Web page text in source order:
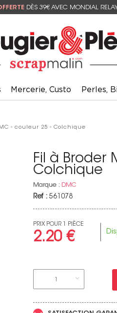
DÈS 39€ AVEC MONDIAL
Mercerie, Custo Perles,
toutes nos marques
- couleur 25 - Colchique
Fil à Broder
Colchique
Marque : DMC
Ref : 561078
PRIX POUR 1 PIÈCE
2.20 €
1